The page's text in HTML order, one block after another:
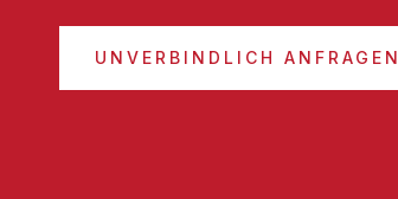
UNVERBINDLICH ANFRAGEN